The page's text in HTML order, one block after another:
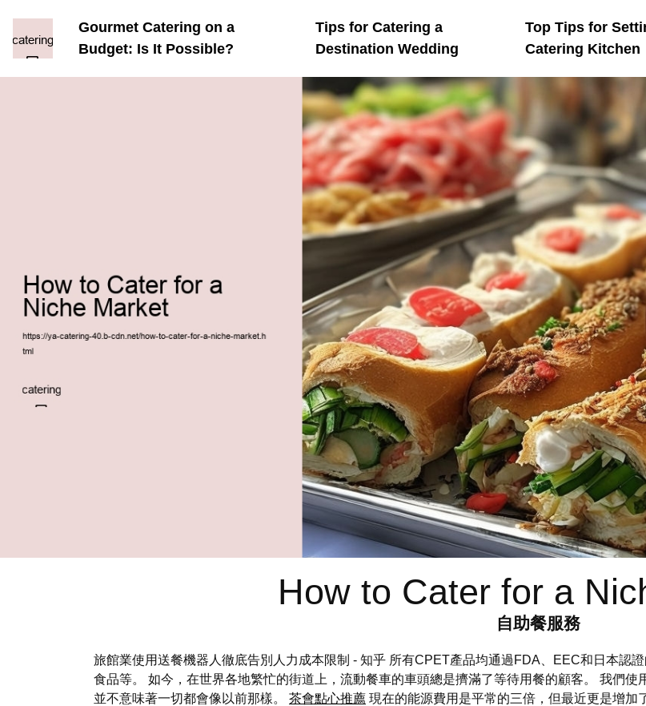
Gourmet Catering on a
Budget: Is It Possible?
Tips for Catering a
Destination Wedding
Top Tips for
Catering Kitchen
How to Cater for a
自助餐服務
旅館業使用送餐機器人徹底告別人力成本限制 - 知乎 所有CPET產品均通過FDA、EEC和日本認
食品等。 如今，在世界各地繁忙的街道上，流動餐車的車頭總是擠滿了等待用餐的顧客。 我們
並不意味著一切都會像以前那樣。 茶會點心推薦 現在的能源費用是平常的三倍，但最近更是增加